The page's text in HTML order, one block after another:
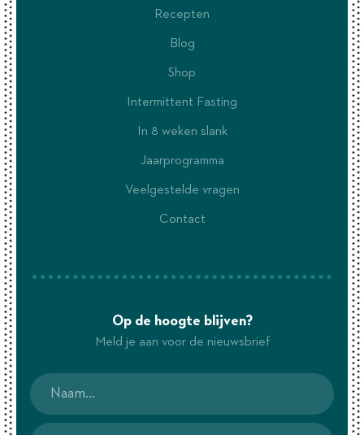
Recepten
Blog
Shop
Intermittent Fasting
In 8 weken slank
Jaarprogramma
Veelgestelde vragen
Contact
Op de hoogte blijven?
Meld je aan voor de nieuwsbrief